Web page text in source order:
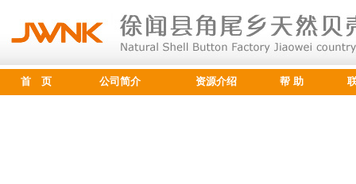
首 页 公司简介 资源介绍 帮 助